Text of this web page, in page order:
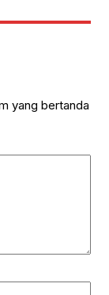
yang bertanda